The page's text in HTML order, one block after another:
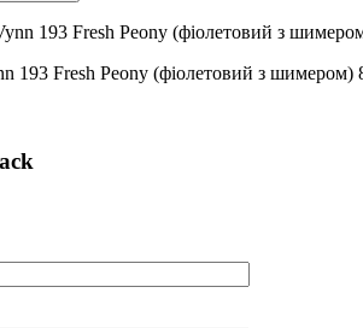
193 Fresh Peony (фіолетовий з шимером)